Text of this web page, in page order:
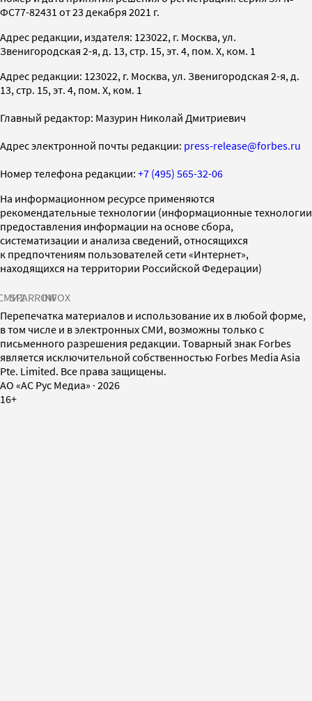
ФС77-82431 от 23 декабря 2021 г.
Адрес редакции, издателя: 123022, г. Москва, ул.
Звенигородская 2-я, д. 13, стр. 15, эт. 4, пом. X, ком. 1
Адрес редакции: 123022, г. Москва, ул. Звенигородская 2-я, д.
13, стр. 15, эт. 4, пом. X, ком. 1
Главный редактор: Мазурин Николай Дмитриевич
Адрес электронной почты редакции: press-release@forbes.ru
Номер телефона редакции: +7 (495) 565-32-06
На информационном ресурсе применяются
рекомендательные технологии (информационные технологии
предоставления информации на основе сбора,
систематизации и анализа сведений, относящихся
к предпочтениям пользователей сети «Интернет»,
находящихся на территории Российской Федерации)
SPARROWINFOX
Перепечатка материалов и использование их в любой форме,
в том числе и в электронных СМИ, возможны только с
письменного разрешения редакции. Товарный знак Forbes
является исключительной собственностью Forbes Media Asia
Pte. Limited. Все права защищены.
AO «АС Рус Медиа» · 2026
16+